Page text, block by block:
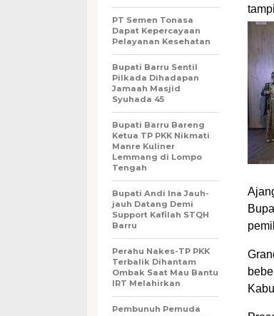
PT Semen Tonasa
Dapat Kepercayaan
Pelayanan Kesehatan
Bupati Barru Sentil
Pilkada Dihadapan
Jamaah Masjid
Syuhada 45
Bupati Barru Bareng
Ketua TP PKK Nikmati
Manre Kuliner
Lemmang di Lompo
Tengah
Bupati Andi Ina Jauh-
jauh Datang Demi
Support Kafilah STQH
Barru
Perahu Nakes-TP PKK
Terbalik Dihantam
Ombak Saat Mau Bantu
IRT Melahirkan
Pembunuh Pemuda